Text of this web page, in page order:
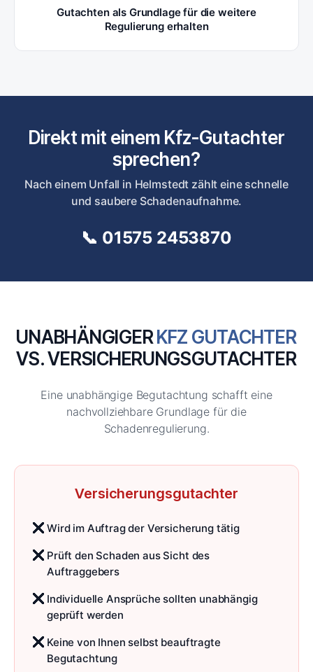
Gutachten als Grundlage für die weitere
Regulierung erhalten
Direkt mit einem Kfz-Gutachter
sprechen?
Nach einem Unfall in Helmstedt zählt eine schnelle
und saubere Schadenaufnahme.
📞 01575 2453870
UNABHÄNGIGERKFZ GUTACHTER
VS. VERSICHERUNGSGUTACHTER
Eine unabhängige Begutachtung schafft eine
nachvollziehbare Grundlage für die
Schadenregulierung.
Versicherungs­gutachter
Wird im Auftrag der Versicherung tätig
Prüft den Schaden aus Sicht des
Auftraggebers
Individuelle Ansprüche sollten unabhängig
geprüft werden
Keine von Ihnen selbst beauftragte
Begutachtung